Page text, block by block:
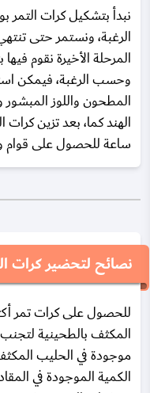
نبدأ بتشكيل كرات
الرغبة، ونستمر حتى
المرحلة الأخيرة نقوم
وحسب الرغبة، فيمكن
المطحون واللوز
الهند كما، بعد تزين
ساعة للحصول على قوام
نصائح لتحضير كرات
للحصول على كرات تمر
المكثف بالطحينية
موجودة في الحليب